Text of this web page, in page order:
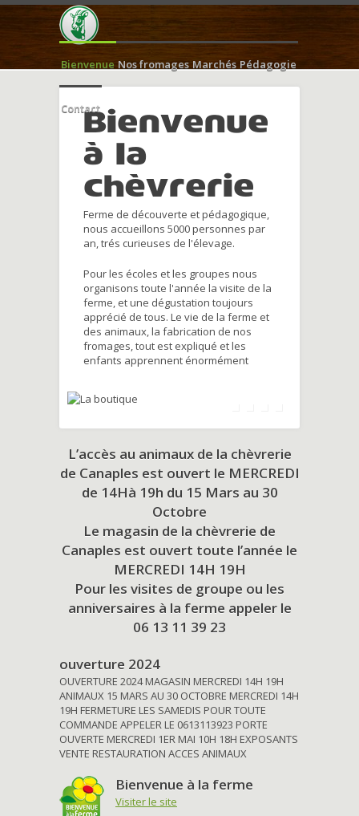
Bienvenue Nos fromages Marchés Pédagogie
ContactBienvenue
à la
chèvrerie
Ferme de découverte et pédagogique,
nous accueillons 5000 personnes par
an, trés curieuses de l'élevage.
Pour les écoles et les groupes nous
organisons toute l'année la visite de la
ferme, et une dégustation toujours
apprécié de tous. Le vie de la ferme et
des animaux, la fabrication de nos
fromages, tout est expliqué et les
enfants apprennent énormément
L’accès au animaux de la chèvrerie
de Canaples est ouvert le MERCREDI
de 14Hà 19h du 15 Mars au 30
Octobre
Le magasin de la chèvrerie de
Canaples est ouvert toute l’année le
MERCREDI 14H 19H
Pour les visites de groupe ou les
anniversaires à la ferme appeler le
06 13 11 39 23
ouverture 2024
OUVERTURE 2024 MAGASIN MERCREDI 14H 19H
ANIMAUX 15 MARS AU 30 OCTOBRE MERCREDI 14H
19H FERMETURE LES SAMEDIS POUR TOUTE
COMMANDE APPELER LE 0613113923 PORTE
OUVERTE MERCREDI 1ER MAI 10H 18H EXPOSANTS
VENTE RESTAURATION ACCES ANIMAUX
Bienvenue à la ferme
Visiter le site